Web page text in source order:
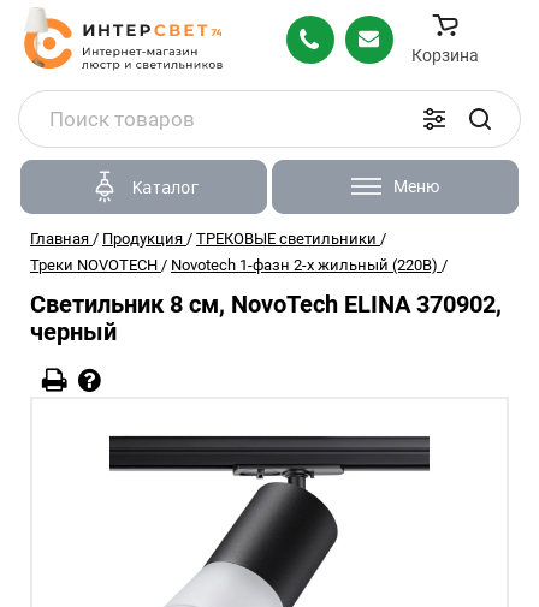
Корзина
Каталог Меню
Главная / Продукция / ТРЕКОВЫЕ светильники /
Треки NOVOTECH / Novotech 1-фазн 2-х жильный (220В) /
Светильник 8 см, NovoTech ELINA 370902,
черный